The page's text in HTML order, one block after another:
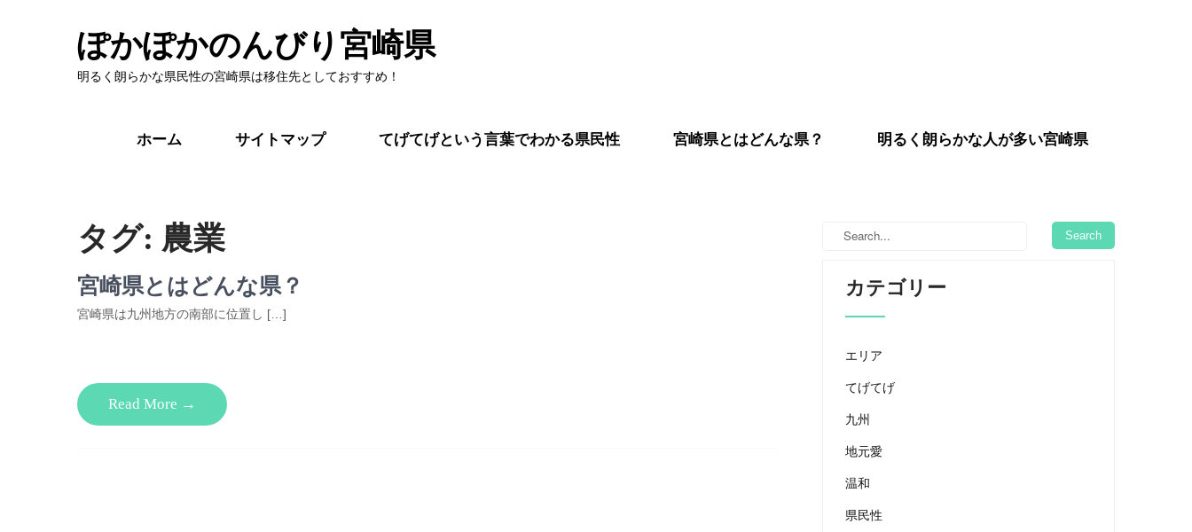
ぽかぽかのんびり宮崎県
明るく朗らかな県民性の宮崎県は移住先としておすすめ！
ホーム サイトマップ てげてげという言葉でわかる県民性 宮崎県とはどんな県？ 明るく朗らかな人が多い宮崎県
タグ: 農業
宮崎県とはどんな県？
宮崎県は九州地方の南部に位置し […]
Read More →
カテゴリー
エリア
てげてげ
九州
地元愛
温和
県民性